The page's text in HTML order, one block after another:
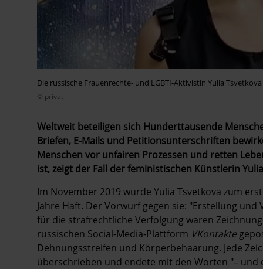
Die russische Frauenrechte- und LGBTI-Aktivistin Yulia
© privat
Weltweit beteiligen sich Hunderttausende
Briefen, E-Mails und Petitionsunterschriften
Menschen vor unfairen Prozessen und retten
ist, zeigt der Fall der feministischen Künstlerin
Im November 2019 wurde Yulia Tsvetkova zum
Jahre Haft. Der Vorwurf gegen sie: "Erstellung
für die strafrechtliche Verfolgung waren
russischen Social-Media-Plattform VKontakte
Dehnungsstreifen und Körperbehaarung. Jede
überschrieben und endete mit den Worten "– und